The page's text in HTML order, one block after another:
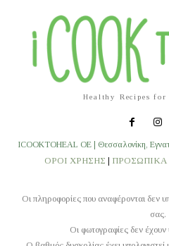
Healthy Recipes for
ICOOKTOHEAL OE | Θεσσαλονίκη,
ΟΡΟΙ ΧΡΗΣΗΣ |
Οι πληροφορίες που αναφέρονται δεν
σας.
Οι φωτογραφίες δεν έχουν